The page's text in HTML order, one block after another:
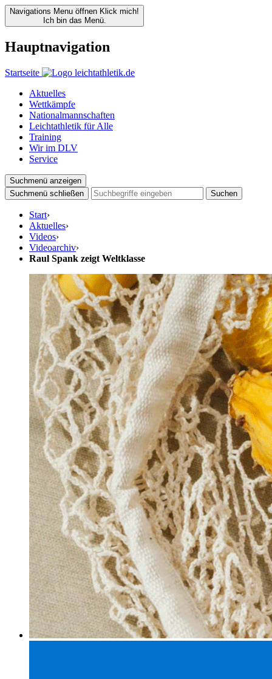
Navigations Menu öffnen Klick mich!
Ich bin das Menü.
Hauptnavigation
Startseite
Aktuelles
Wettkämpfe
Nationalmannschaften
Leichtathletik für Alle
Training
Wir im DLV
Service
Suchmenü anzeigen
Suchmenü schließen
Suchen
Start›
Aktuelles›
Videos›
Videoarchiv›
Raul Spank zeigt Weltklasse